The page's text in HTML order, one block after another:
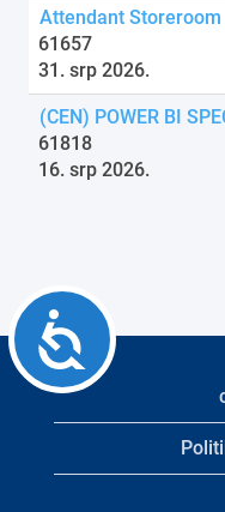
Accessibility
Attendant Storeroom
61657
31. srp 2026.
(CEN) POWER BI
61818
16. srp 2026.